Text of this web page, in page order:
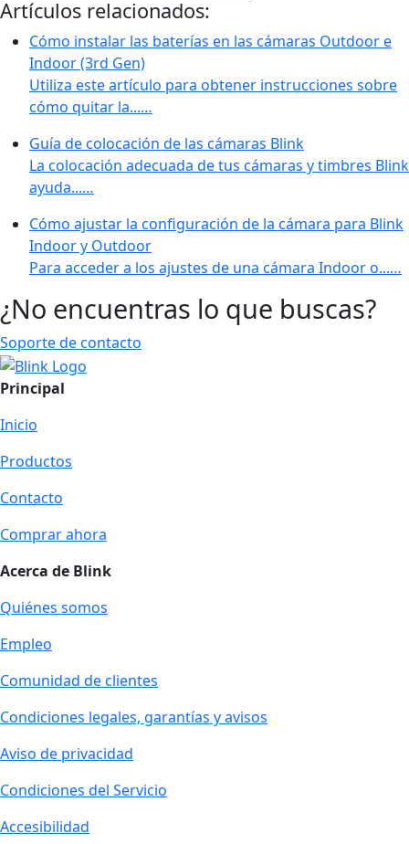
Artículos relacionados:
Cómo instalar las baterías en las cámaras Outdoor e
Indoor (3rd Gen)
Utiliza este artículo para obtener instrucciones sobre
cómo quitar la...…
Guía de colocación de las cámaras Blink
La colocación adecuada de tus cámaras y timbres Blink
ayuda...…
Cómo ajustar la configuración de la cámara para Blink
Indoor y Outdoor
Para acceder a los ajustes de una cámara Indoor o...…
¿No encuentras lo que buscas?
Soporte de contacto
Principal
Inicio
Productos
Contacto
Comprar ahora
Acerca de Blink
Quiénes somos
Empleo
Comunidad de clientes
Condiciones legales, garantías y avisos
Aviso de privacidad
Condiciones del Servicio
Accesibilidad